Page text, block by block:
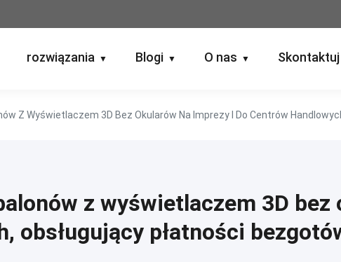
rozwiązania ▼ Blogi ▼ O nas ▼
z wyświetlaczem 3D bez
obsługujący płatności